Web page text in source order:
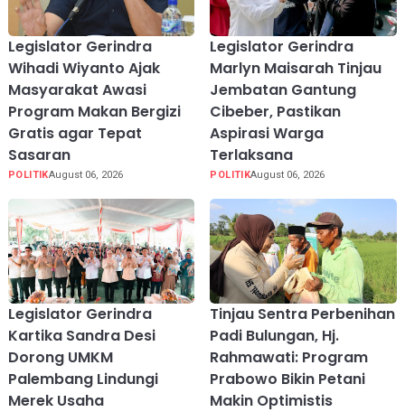
Legislator Gerindra
Wihadi Wiyanto Ajak
Masyarakat Awasi
Program Makan Bergizi
Gratis agar Tepat
Sasaran
POLITIKAugust 06, 2026
Legislator Gerindra
Marlyn Maisarah Tinjau
Jembatan Gantung
Cibeber, Pastikan
Aspirasi Warga
Terlaksana
POLITIKAugust 06, 2026
Legislator Gerindra
Kartika Sandra Desi
Dorong UMKM
Palembang Lindungi
Merek Usaha
Tinjau Sentra Perbenihan
Padi Bulungan, Hj.
Rahmawati: Program
Prabowo Bikin Petani
Makin Optimistis